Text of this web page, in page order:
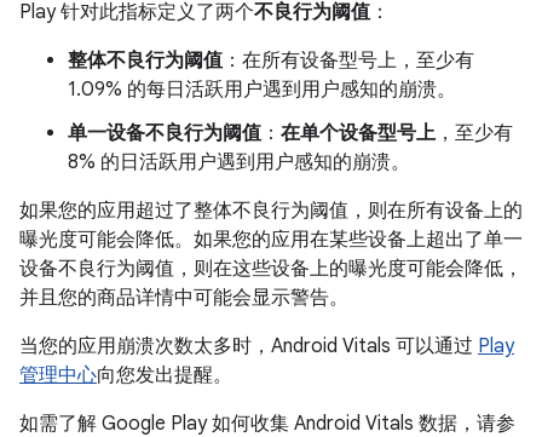
Play 针对此指标定义了两个不良行为阈值：
整体不良行为阈值：在所有设备型号上，至少有
1.09% 的每日活跃用户遇到用户感知的崩溃。
单一设备不良行为阈值： 在单个设备型号上 ，至少有
8% 的日活跃用户遇到用户感知的崩溃。
如果您的应用超过了整体不良行为阈值，则在所有设备上的
曝光度可能会降低。如果您的应用在某些设备上超出了单一
设备不良行为阈值，则在这些设备上的曝光度可能会降低，
并且您的商品详情中可能会显示警告。
当您的应用崩溃次数太多时，Android Vitals 可以通过 Play
管理中心向您发出提醒。
如需了解 Google Play 如何收集 Android Vitals 数据，请参